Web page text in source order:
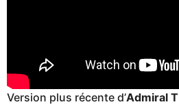
Version plus récente d’Admiral T